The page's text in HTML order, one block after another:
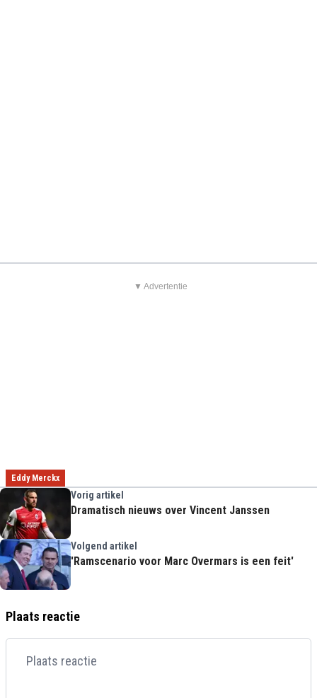
▼ Advertentie
Eddy Merckx
Vorig artikel
Dramatisch nieuws over Vincent Janssen
Volgend artikel
'Ramscenario voor Marc Overmars is een feit'
Plaats reactie